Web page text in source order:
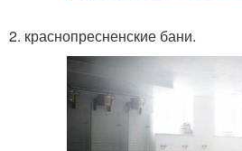
2. краснопресненские бани.